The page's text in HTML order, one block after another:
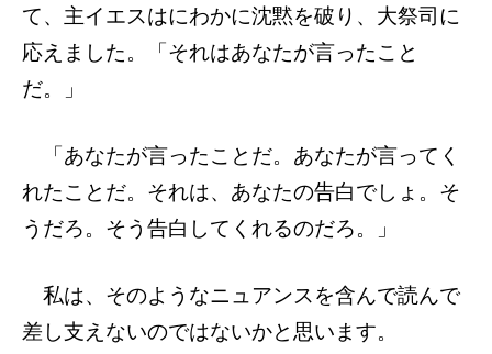
て、主イエスはにわかに沈黙を破り、大祭司に
応えました。「それはあなたが言ったこと
だ。」
「あなたが言ったことだ。あなたが言ってく
れたことだ。それは、あなたの告白でしょ。そ
うだろ。そう告白してくれるのだろ。」
私は、そのようなニュアンスを含んで読んで
差し支えないのではないかと思います。